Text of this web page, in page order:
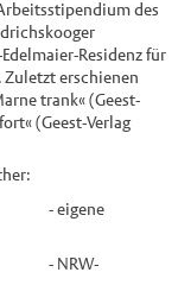
des
Residenz für
erschienen
trank« (Geest-
(Geest-Verlag
- eigene
- NRW-